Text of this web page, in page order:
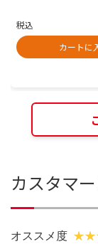
税込
カートに
カスタマ
オススメ度